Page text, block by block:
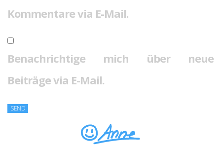
Kommentare via E-Mail.
Benachrichtige mich über neue
Beiträge via E-Mail.